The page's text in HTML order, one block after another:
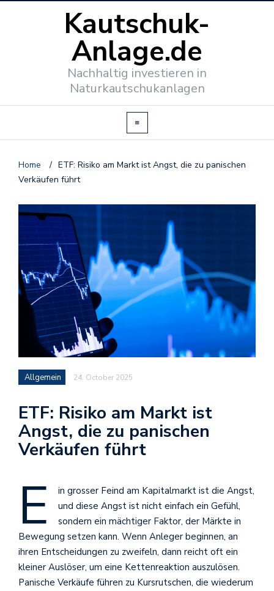
Kautschuk-
Anlage.de
Nachhaltig investieren in
Naturkautschukanlagen
Home / ETF: Risiko am Markt ist Angst, die zu panischen
Verkäufen führt
Allgemein 24. October 2025
ETF: Risiko am Markt ist
Angst, die zu panischen
Verkäufen führt
E
in grosser Feind am Kapitalmarkt ist die Angst,
und diese Angst ist nicht einfach ein Gefühl,
sondern ein mächtiger Faktor, der Märkte in
Bewegung setzen kann. Wenn Anleger beginnen, an
ihren Entscheidungen zu zweifeln, dann reicht oft ein
kleiner Auslöser, um eine Kettenreaktion auszulösen.
Panische Verkäufe führen zu Kursrutschen, die wiederum